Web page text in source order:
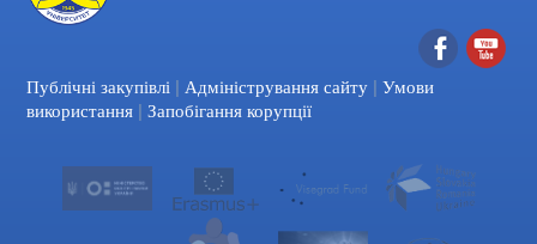
Facebook
Публічні закупівлі | Адміністрування сайту | Умови
використання | Запобігання корупції